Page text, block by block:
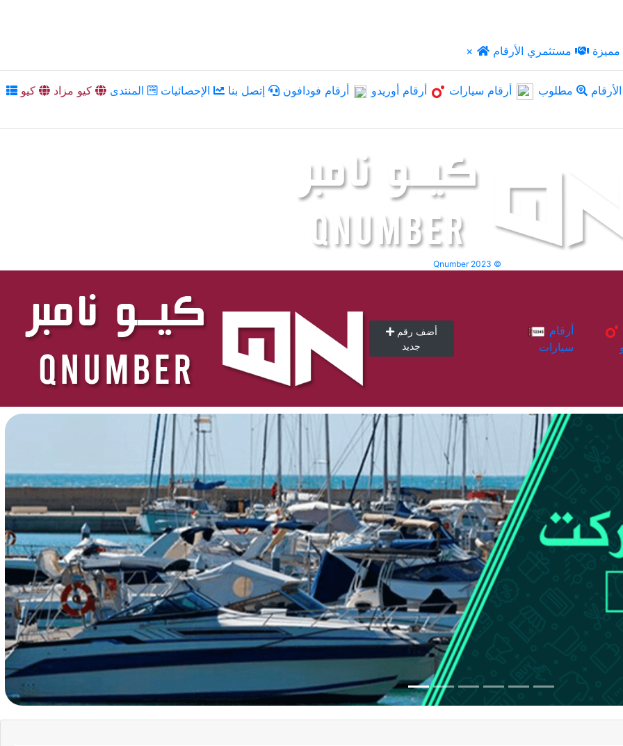
× مميزة مستثمري الأرقام
مطلوب أرقام سيارات أرقام أوريدو أرقام فودافون إتصل بنا الإحصائيات المنتدى كيو مزاد
كيو
Qnumber 2023 ©
أضف رقم
جديد
سيارات